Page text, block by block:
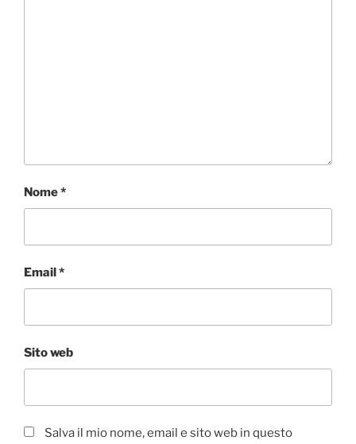
Nome*
Email*
Sito web
Salva il mio nome, email e sito web in questo